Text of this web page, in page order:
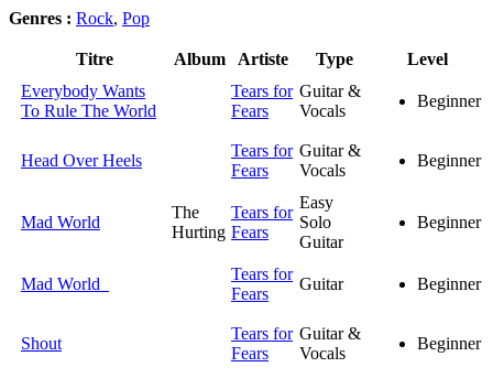
Genres : Rock, Pop
Titre Album Artiste Type
Level
Everybody Wants
To Rule The World
Tears for
Fears
Guitar &
Vocals
Beginner
Head Over Heels
Tears for
Fears
Guitar &
Vocals
Beginner
Mad World
The
Hurting
Tears for
Fears
Easy
Solo
Guitar
Beginner
Mad World
Tears for
Fears
Guitar Beginner
Shout
Tears for
Fears
Guitar &
Vocals
Beginner